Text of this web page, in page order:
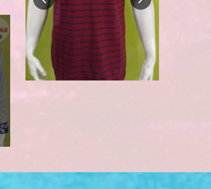
Hem Katun Lengan Panjang
Rp 200.000216.000
BELI SEKARANG